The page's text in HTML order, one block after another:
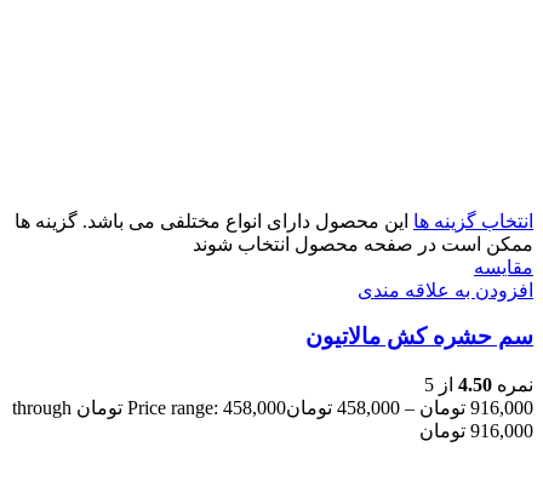
انتخاب گزینه ها این محصول دارای انواع مختلفی می باشد. گزینه ها
ممکن است در صفحه محصول انتخاب شوند
مقایسه
افزودن به علاقه مندی
سم حشره کش مالاتیون
نمره 4.50 از 5
916,000 تومان –
458,000 تومان
Price range: 458,000 تومان through
916,000 تومان